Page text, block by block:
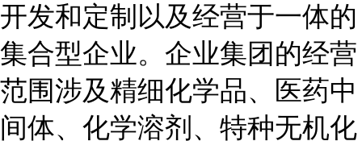
开发和定制以及经营于一体的
集合型企业。企业集团的经营
范围涉及精细化学品、医药中
间体、化学溶剂、特种无机化